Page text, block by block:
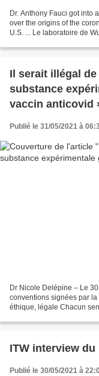
Dr. Anthony Fauci got into
over the origins of the
U.S. ... Le laboratoire de
Il serait illégal
substance
vaccin anticovid
Publié le 31/05/2021 à
Dr Nicole Delépine – Le
conventions signées par
éthique, légale Chacun
ITW interview du
Publié le 30/05/2021 à